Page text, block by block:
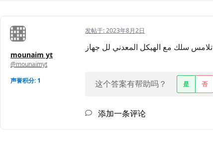
mounaim yt
@mounaimyt
声誉积分: 1
发帖于:2023年8月2日
تلامس سلك مع الهيكل المعدني لل جهاز
这个答案有帮助吗？ 是 否
添加一条评论